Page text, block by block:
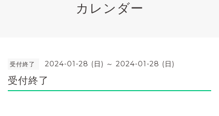
カレンダー
受付終了 2024-01-28 (日) ～ 2024-01-28 (日)
受付終了